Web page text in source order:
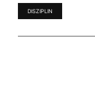
DISZIPLIN